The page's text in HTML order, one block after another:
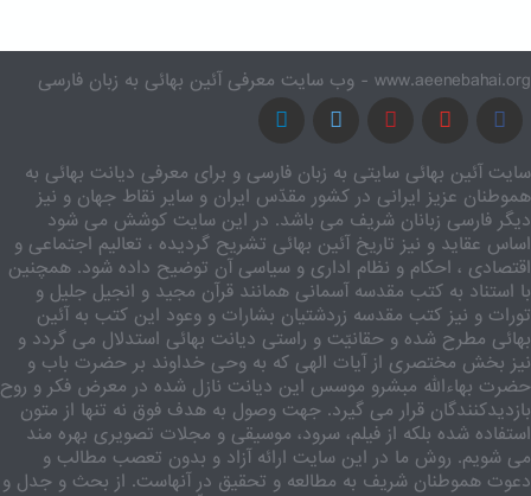
www.aeenebahai.org - وب سایت معرفی آئین بهائی به زبان فارسی
سایت آئین بهائی سایتی به زبان فارسی و برای معرفی دیانت بهائی به
هموطنان عزیز ایرانی در کشور مقدّس ایران و سایر نقاط جهان و نیز
دیگر فارسی زبانان شریف می باشد. در این سایت کوشش می شود
اساس عقاید و نیز تاریخ آئین بهائی تشریح گردیده ، تعالیم اجتماعی و
اقتصادی ، احکام و نظام اداری و سیاسی آن توضیح داده شود. همچنین
با استناد به کتب مقدسه آسمانی همانند قرآن مجید و انجیل جلیل و
تورات و نیز کتب مقدسه زردشتیان بشارات و وعود این کتب به آئین
بهائی مطرح شده و حقانیّت و راستی دیانت بهائی استدلال می گردد و
نیز بخش مختصری از آیات الهی که به وحی خداوند بر حضرت باب و
حضرت بهاءالله مبشرو موسس این دیانت نازل شده در معرض فکر و روح
بازدیدکنندگان قرار می گیرد. جهت وصول به هدف فوق نه تنها از متون
استفاده شده بلکه از فیلم، سرود، موسیقی و مجلات تصویری بهره مند
می شویم. روش ما در این سایت ارائه آزاد و بدون تعصب مطالب و
دعوت هموطنان شریف به مطالعه و تحقیق در آنهاست. از بحث و جدل و